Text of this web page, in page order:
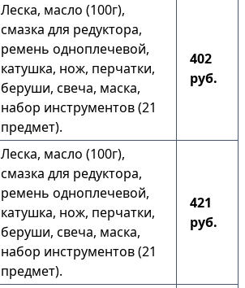
Леска, масло (100г),
смазка для редуктора,
ремень одноплечевой,
катушка, нож, перчатки,
беруши, свеча, маска,
набор инструментов (21
предмет).
402
руб.
Леска, масло (100г),
смазка для редуктора,
ремень одноплечевой,
катушка, нож, перчатки,
беруши, свеча, маска,
набор инструментов (21
предмет).
421
руб.